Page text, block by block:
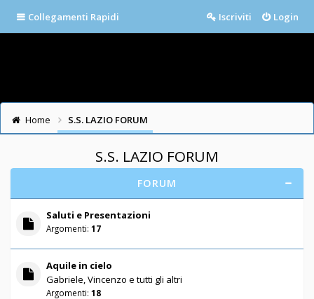
Collegamenti Rapidi Login
Iscriviti
Home S.S. LAZIO FORUM
S.S. LAZIO FORUM
FORUM
Saluti e Presentazioni
Argomenti: 17
Aquile in cielo
Gabriele, Vincenzo e tutti gli altri
Argomenti: 18